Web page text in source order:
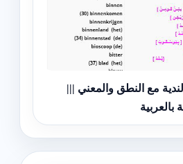
مع النطق والمعني |||
بالعربية